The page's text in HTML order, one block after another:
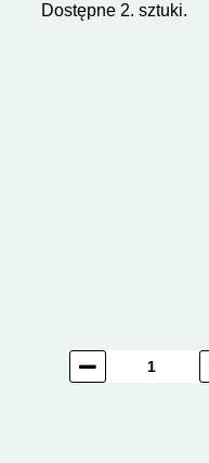
Dostępne 2. sztuki.